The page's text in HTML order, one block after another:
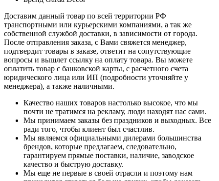
Доставим данный товар по всей территории РФ
транспортными или курьерскими компаниями, а так же
собственной службой доставки, в зависимости от города.
После отправления заказа, с Вами свяжется менеджер,
подтвердит товары в заказе, ответит на сопутствующие
вопросы и вышлет ссылку на оплату товара. Вы можете
оплатить товар с банковской карты, с расчетного счета
юридического лица или ИП (подробности уточняйте у
менеджера), а также наличными.
Качество наших товаров настолько высокое, что мы
почти не тратимся на рекламу, люди находят нас сами.
Мы принимаем заказы без праздников и выходных. Все
ради того, чтобы клиент был счастлив.
Мы являемся официальными дилерами большинства
брендов, которые предлагаем, следовательно,
гарантируем прямые поставки, наличие, заводское
качество и быструю доставку.
Мы еще не первые в своей отрасли и поэтому нам